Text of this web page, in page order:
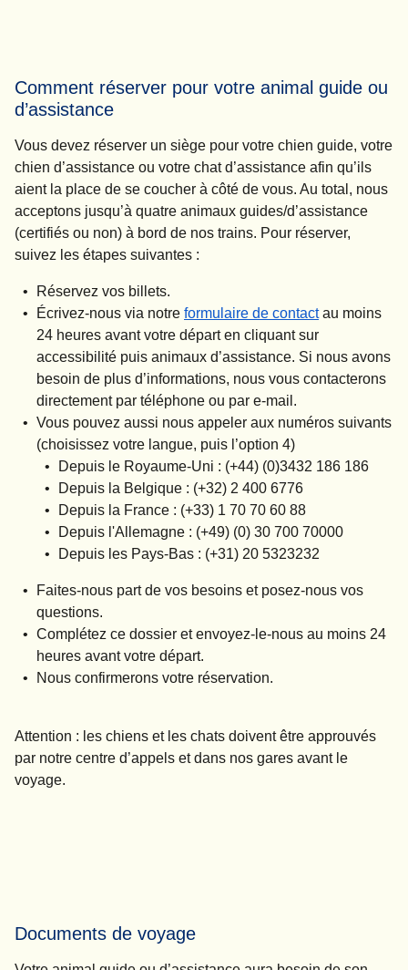
Comment réserver pour votre animal guide ou
d’assistance
Vous devez réserver un siège pour votre chien guide, votre
chien d’assistance ou votre chat d’assistance afin qu’ils
aient la place de se coucher à côté de vous. Au total, nous
acceptons jusqu’à quatre animaux guides/d’assistance
(certifiés ou non) à bord de nos trains. Pour réserver,
suivez les étapes suivantes :
Réservez vos billets.
Écrivez-nous via notre formulaire de contactau moins
24 heures avant votre départ en cliquant sur
accessibilité puis animaux d’assistance. Si nous avons
besoin de plus d’informations, nous vous contacterons
directement par téléphone ou par e-mail.
Vous pouvez aussi nous appeler aux numéros suivants
(choisissez votre langue, puis l’option 4)
Depuis le Royaume-Uni : (+44) (0)3432 186 186
Depuis la Belgique : (+32) 2 400 6776
Depuis la France : (+33) 1 70 70 60 88
Depuis l'Allemagne : (+49) (0) 30 700 70000
Depuis les Pays-Bas : (+31) 20 5323232
Faites-nous part de vos besoins et posez-nous vos
questions.
Complétez ce dossier et envoyez-le-nous au moins 24
heures avant votre départ.
Nous confirmerons votre réservation.
Attention : les chiens et les chats doivent être approuvés
par notre centre d’appels et dans nos gares avant le
voyage.
Documents de voyage